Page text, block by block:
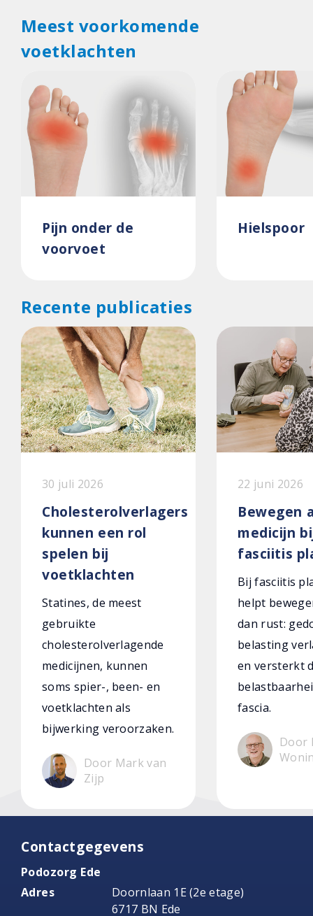
Meest voorkomende
voetklachten
Pijn onder de
voorvoet
Hielspoor
Recente publicaties
30 juli 2026
Cholesterolverlagers
kunnen een rol
spelen bij
voetklachten
Statines, de meest
gebruikte
cholesterolverlagende
medicijnen, kunnen
soms spier-, been- en
voetklachten als
bijwerking veroorzaken.
Door Mark van
Zijp
22 juni 2026
Bewegen
medicijn
fasciitis
Bij fasciitis
helpt
dan rust:
belasting
en versterkt
fascia.
Door
Contactgegevens
Podozorg Ede
Adres
Doornlaan 1E (2e etage)
6717 BN Ede